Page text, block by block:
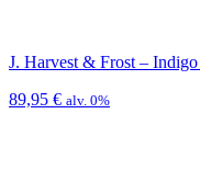
J. Harvest & Frost –
89,95 € alv. 0%